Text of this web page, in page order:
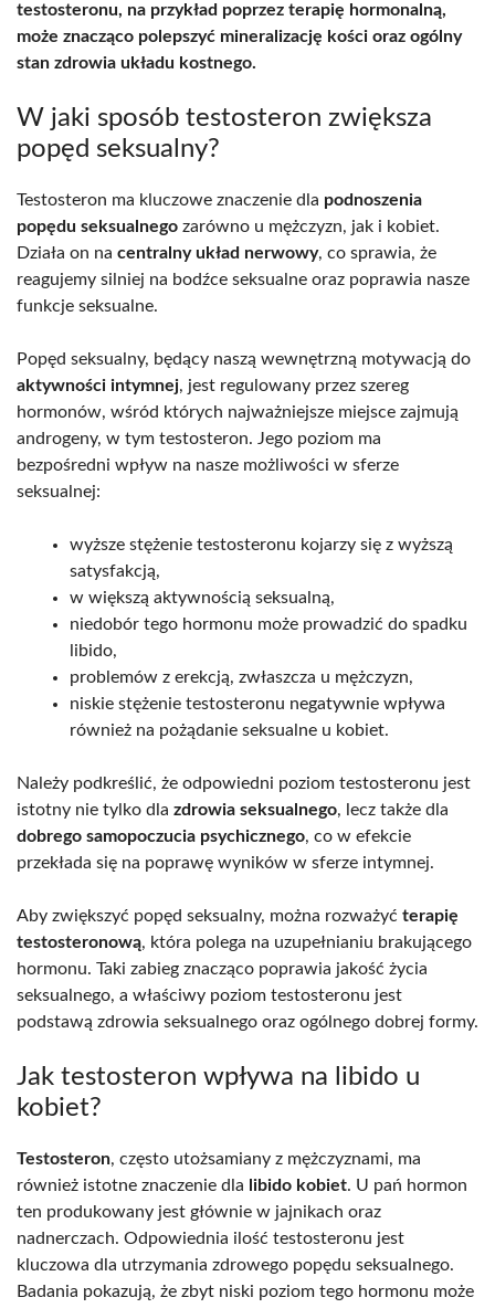
testosteronu, na przykład poprzez terapię hormonalną,
może znacząco polepszyć mineralizację kości oraz ogólny
stan zdrowia układu kostnego.
W jaki sposób testosteron zwiększa
popęd seksualny?
Testosteron ma kluczowe znaczenie dla podnoszenia
popędu seksualnego zarówno u mężczyzn, jak i kobiet.
Działa on na centralny układ nerwowy, co sprawia, że
reagujemy silniej na bodźce seksualne oraz poprawia nasze
funkcje seksualne.
Popęd seksualny, będący naszą wewnętrzną motywacją do
aktywności intymnej, jest regulowany przez szereg
hormonów, wśród których najważniejsze miejsce zajmują
androgeny, w tym testosteron. Jego poziom ma
bezpośredni wpływ na nasze możliwości w sferze
seksualnej:
wyższe stężenie testosteronu kojarzy się z wyższą
satysfakcją,
w większą aktywnością seksualną,
niedobór tego hormonu może prowadzić do spadku
libido,
problemów z erekcją, zwłaszcza u mężczyzn,
niskie stężenie testosteronu negatywnie wpływa
również na pożądanie seksualne u kobiet.
Należy podkreślić, że odpowiedni poziom testosteronu jest
istotny nie tylko dla zdrowia seksualnego, lecz także dla
dobrego samopoczucia psychicznego, co w efekcie
przekłada się na poprawę wyników w sferze intymnej.
Aby zwiększyć popęd seksualny, można rozważyć terapię
testosteronową, która polega na uzupełnianiu brakującego
hormonu. Taki zabieg znacząco poprawia jakość życia
seksualnego, a właściwy poziom testosteronu jest
podstawą zdrowia seksualnego oraz ogólnego dobrej formy.
Jak testosteron wpływa na libido u
kobiet?
Testosteron, często utożsamiany z mężczyznami, ma
również istotne znaczenie dla libido kobiet. U pań hormon
ten produkowany jest głównie w jajnikach oraz
nadnerczach. Odpowiednia ilość testosteronu jest
kluczowa dla utrzymania zdrowego popędu seksualnego.
Badania pokazują, że zbyt niski poziom tego hormonu może